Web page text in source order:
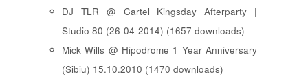
DJ TLR @ Cartel Kingsday Afterparty |
Studio 80 (26-04-2014) (1657 downloads)
Mick Wills @ Hipodrome 1 Year Anniversary
(Sibiu) 15.10.2010 (1470 downloads)